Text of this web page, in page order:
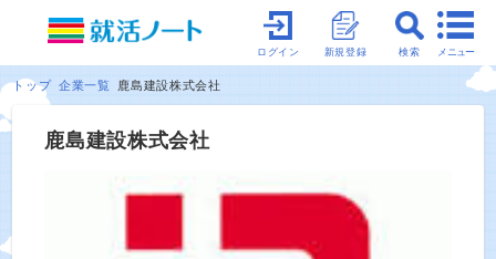
メニュー
検索
新規登録
ログイン
トップ 企業一覧 鹿島建設株式会社
鹿島建設株式会社